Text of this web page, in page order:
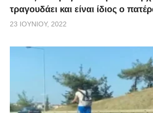
τραγουδάει και είναι ίδιος ο
23 ΙΟΥΝΊΟΥ, 2022